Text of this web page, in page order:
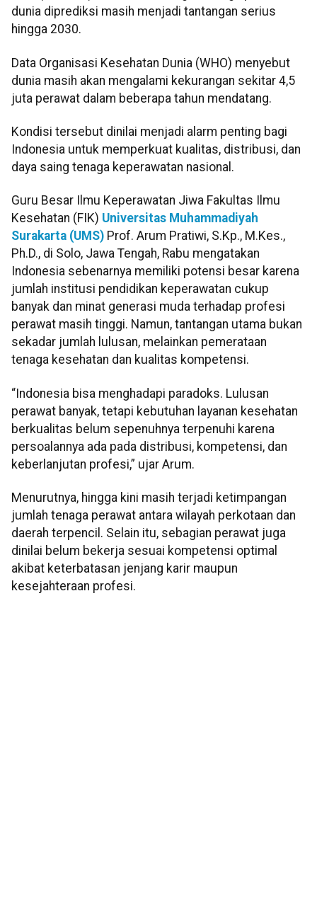
dunia diprediksi masih menjadi tantangan serius
hingga 2030.
Data Organisasi Kesehatan Dunia (WHO) menyebut
dunia masih akan mengalami kekurangan sekitar 4,5
juta perawat dalam beberapa tahun mendatang.
Kondisi tersebut dinilai menjadi alarm penting bagi
Indonesia untuk memperkuat kualitas, distribusi, dan
daya saing tenaga keperawatan nasional.
Guru Besar Ilmu Keperawatan Jiwa Fakultas Ilmu
Kesehatan (FIK) Universitas Muhammadiyah
Surakarta (UMS) Prof. Arum Pratiwi, S.Kp., M.Kes.,
Ph.D., di Solo, Jawa Tengah, Rabu mengatakan
Indonesia sebenarnya memiliki potensi besar karena
jumlah institusi pendidikan keperawatan cukup
banyak dan minat generasi muda terhadap profesi
perawat masih tinggi. Namun, tantangan utama bukan
sekadar jumlah lulusan, melainkan pemerataan
tenaga kesehatan dan kualitas kompetensi.
“Indonesia bisa menghadapi paradoks. Lulusan
perawat banyak, tetapi kebutuhan layanan kesehatan
berkualitas belum sepenuhnya terpenuhi karena
persoalannya ada pada distribusi, kompetensi, dan
keberlanjutan profesi,” ujar Arum.
Menurutnya, hingga kini masih terjadi ketimpangan
jumlah tenaga perawat antara wilayah perkotaan dan
daerah terpencil. Selain itu, sebagian perawat juga
dinilai belum bekerja sesuai kompetensi optimal
akibat keterbatasan jenjang karir maupun
kesejahteraan profesi.